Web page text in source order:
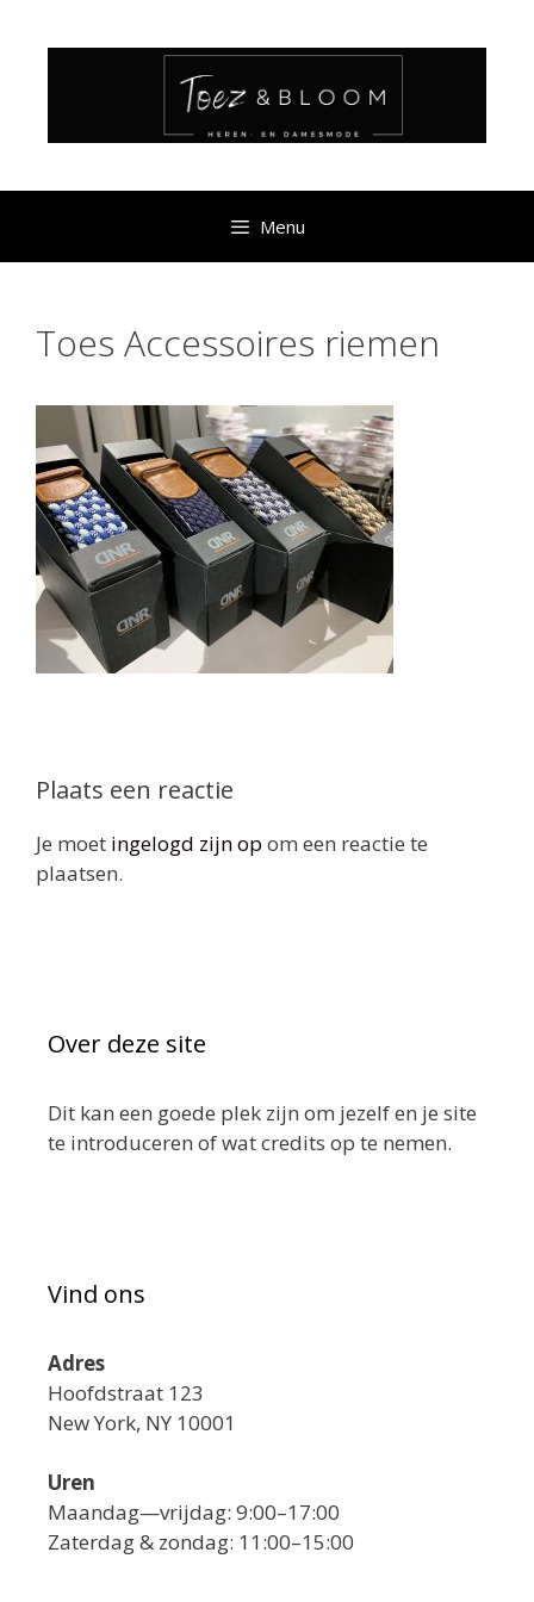
Menu
Toes Accessoires riemen
Plaats een reactie
Je moet ingelogd zijn op om een reactie te
plaatsen.
Over deze site
Dit kan een goede plek zijn om jezelf en je site
te introduceren of wat credits op te nemen.
Vind ons
Adres
Hoofdstraat 123
New York, NY 10001
Uren
Maandag—vrijdag: 9:00–17:00
Zaterdag & zondag: 11:00–15:00